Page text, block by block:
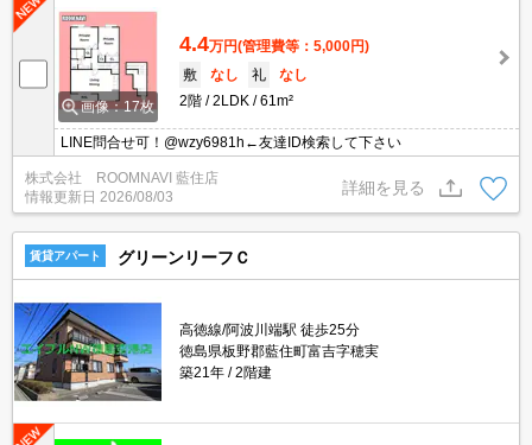
画像：17枚
4.4万円(管理費等：5,000円)
敷
なし 礼
なし
2階
2LDK 61m²
LINE問合せ可！@wzy6981h←友達ID検索して下さい
株式会社 ROOMNAVI 藍住店
情報更新日 2026/08/03
詳細を見る
賃貸アパート グリーンリーフＣ
高徳線/阿波川端駅 徒歩25分
徳島県板野郡藍住町富吉字穂実
築21年
2階建